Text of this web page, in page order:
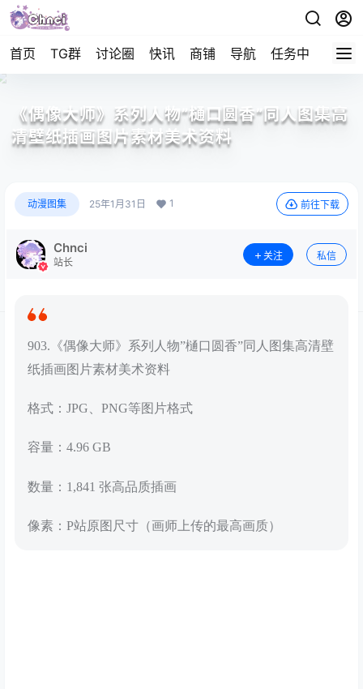
首页 TG群 讨论圈 快讯 商铺 导航 任务中心 帮助
《偶像大师》系列人物”樋口圆香”同人图集高
清壁纸插画图片素材美术资料
动漫图集 25年1月31日 1 前往下载
Chnci
站长
关注 私信
903.《偶像大师》系列人物”樋口圆香”同人图集高清壁
纸插画图片素材美术资料
格式：JPG、PNG等图片格式
容量：4.96 GB
数量：1,841 张高品质插画
像素：P站原图尺寸（画师上传的最高画质）